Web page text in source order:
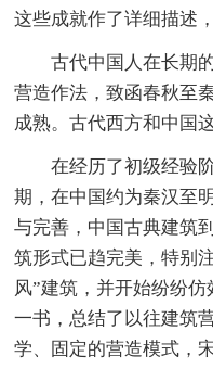
这些成就作了详细描述
古代中国人在长期的
营造作法，致函春秋至
成熟。古代西方和中国
在经历了初级经验阶
期，在中国约为秦汉至
与完善，中国古典建筑
筑形式已趋完美，特别
风”建筑，并开始纷纷仿
一书，总结了以往建筑
学、固定的营造模式，